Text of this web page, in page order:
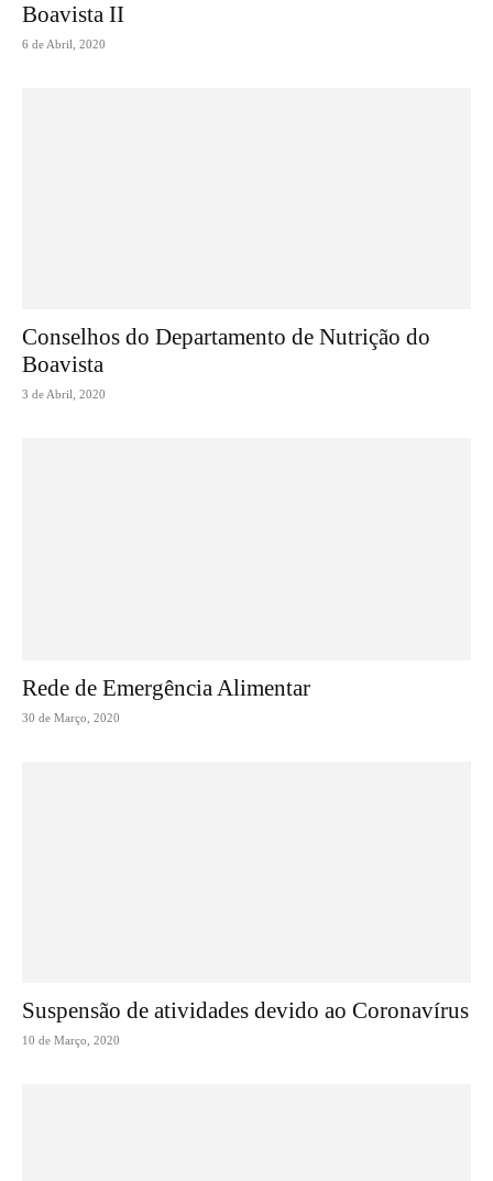
Boavista II
6 de Abril, 2020
Conselhos do Departamento de Nutrição do
Boavista
3 de Abril, 2020
Rede de Emergência Alimentar
30 de Março, 2020
Suspensão de atividades devido ao Coronavírus
10 de Março, 2020